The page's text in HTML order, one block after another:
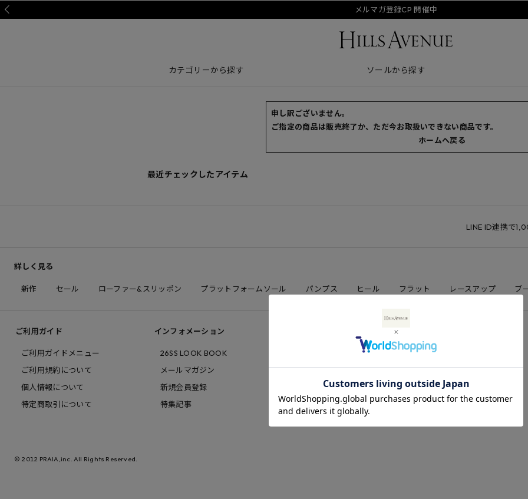
メルマガ登録CP 開催中
カテゴリーから探す ソールから探す
申し訳ございません。
ご指定の商品は販売終了か、ただ今お取扱いできない商品です。
ホームへ戻る
最近チェックしたアイテム
LINE ID連携で1,000
詳しく見る
新作 セール ローファー&スリッポン プラットフォームソール パンプス ヒール フラット レースアップ ブ
ご利用ガイド
ご利用ガイドメニュー
ご利用規約について
個人情報について
特定商取引について
インフォメーション
26SS LOOK BOOK
メールマガジン
新規会員登録
特集記事
期間限定ストア
採用情報
お問い合わせ
コーポレートサイト
© 2012 PRAIA,inc. All Rights Reserved.